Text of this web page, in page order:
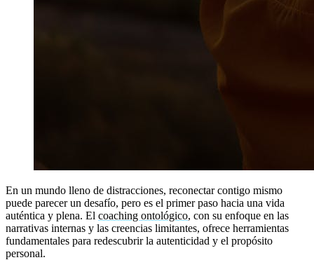
En un mundo lleno de distracciones, reconectar contigo mismo
puede parecer un desafío, pero es el primer paso hacia una vida
auténtica y plena. El coaching ontológico, con su enfoque en las
narrativas internas y las creencias limitantes, ofrece herramientas
fundamentales para redescubrir la autenticidad y el propósito
personal.